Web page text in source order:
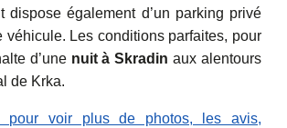
dispose également d’un parking privé
véhicule. Les conditions parfaites, pour
d’une nuit à Skradin aux alentours
de Krka.
pour voir plus de photos, les avis,